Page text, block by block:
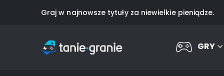
Graj w najnowsze tytuły za niewielkie pieniądze.
GRY